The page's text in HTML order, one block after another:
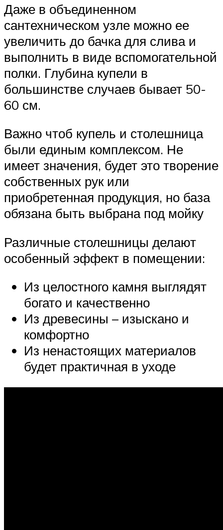
Даже в объединенном
сантехническом узле можно ее
увеличить до бачка для слива и
выполнить в виде вспомогательной
полки. Глубина купели в
большинстве случаев бывает 50-
60 см.
Важно чтоб купель и столешница
были единым комплексом. Не
имеет значения, будет это творение
собственных рук или
приобретенная продукция, но база
обязана быть выбрана под мойку
Различные столешницы делают
особенный эффект в помещении:
Из целостного камня выглядят
богато и качественно
Из древесины – изыскано и
комфортно
Из ненастоящих материалов
будет практичная в уходе